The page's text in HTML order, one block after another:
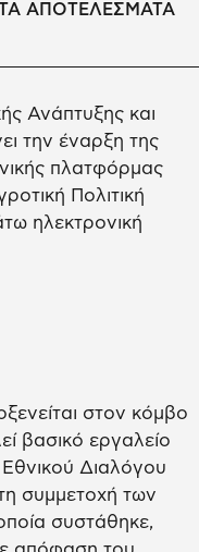
ΑΠΟΤΕΛΕΣΜΑΤΑ
Ανάπτυξης και
την έναρξη της
πλατφόρμας
Πολιτική
ηλεκτρονική
στον κόμβο
βασικό εργαλείο
Διαλόγου
συμμετοχή των
συστάθηκε,